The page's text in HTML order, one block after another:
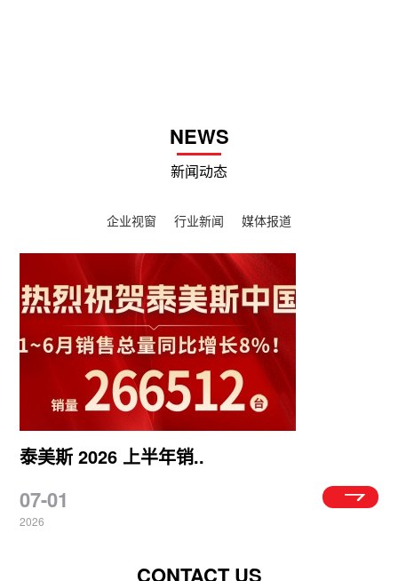
NEWS
新闻动态
企业视窗 行业新闻 媒体报道
泰美斯 2026 上半年销..
07-01
2026
CONTACT US